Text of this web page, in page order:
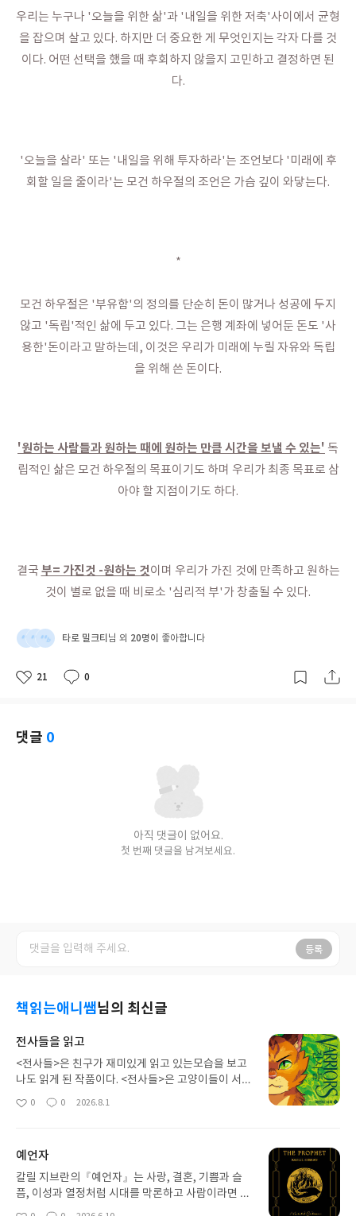
우리는 누구나 '오늘을 위한 삶'과 '내일을 위한 저축'사이에서 균형
을 잡으며 살고 있다. 하지만 더 중요한 게 무엇인지는 각자 다를 것
이다. 어떤 선택을 했을 때 후회하지 않을지 고민하고 결정하면 된
다.
'오늘을 살라' 또는 '내일을 위해 투자하라'는 조언보다 '미래에 후
회할 일을 줄이라'는 모건 하우절의 조언은 가슴 깊이 와닿는다.
*
모건 하우절은 '부유함'의 정의를 단순히 돈이 많거나 성공에 두지
않고 '독립'적인 삶에 두고 있다. 그는 은행 계좌에 넣어둔 돈도 '사
용한'돈이라고 말하는데, 이것은 우리가 미래에 누릴 자유와 독립
을 위해 쓴 돈이다.
'원하는 사람들과 원하는 때에 원하는 만큼 시간을 보낼 수 있는' 독
립적인 삶은 모건 하우절의 목표이기도 하며 우리가 최종 목표로 삼
아야 할 지점이기도 하다.
결국 부= 가진것 -원하는 것이며 우리가 가진 것에 만족하고 원하는
것이 별로 없을 때 비로소 '심리적 부'가 창출될 수 있다.
타로 밀크티 님 외 20명이 좋아합니다
좋
21
댓
0
작
댓글 0
아직 댓글이 없어요.
첫 번째 댓글을 남겨보세요.
등록
책읽는애니쌤님의 최신글
전사들을 읽고
<전사들>은 친구가 재미있게 읽고 있는모습을 보고
나도 읽게 된 작품이다. <전사들>은 고양이들이 서로
의 영역에서 싸움과 생존을 하는 내용으로 애완 고양
타에게 초대를 받아 천둥족에 들어가게 된다.천둥족
에 들어간 러스티는 롱테일이라는 전사 고양이와 싸
우다가 애완고양이용 목줄이 끊어지게 되는데 이것
좋
0
댓
0
작
2026.8.1
예언자
칼릴 지브란의『예언자』는 사랑, 결혼, 기쁨과 슬
픔, 이성과 열정처럼 시대를 막론하고 사람이라면 누
구나 마주하는 삶의 질문들을 다룬 잠언집입니다. 이